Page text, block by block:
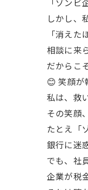
「ゾン
しかし、
「消え
相談に来
だからこ
😊 笑顔
私は、救
その笑顔
たとえ「
銀行に迷
でも、社
企業が税